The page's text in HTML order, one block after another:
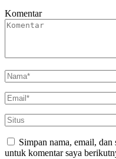
Komentar
Simpan nama, email,
untuk komentar saya